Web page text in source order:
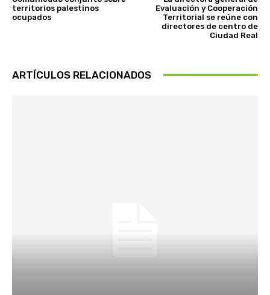
territorios palestinos
ocupados
Evaluación y Cooperación
Territorial se reúne con
directores de centro de
Ciudad Real
ARTÍCULOS RELACIONADOS